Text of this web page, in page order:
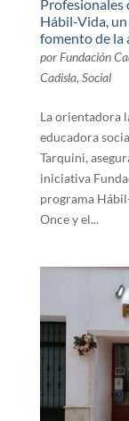
Profesionales
Hábil-Vida,
fomento de la
por Fundación
Cadisla, Social
La orientadora
educadora
Tarquini,
iniciativa
programa
Once y el...